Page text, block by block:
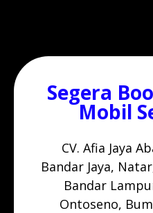
Segera
Mobil
CV. Afia Jaya
Bandar Jaya,
Bandar
Ontoseno,